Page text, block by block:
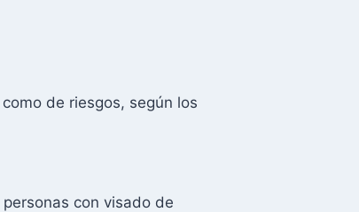
de riesgos, según los
con visado de